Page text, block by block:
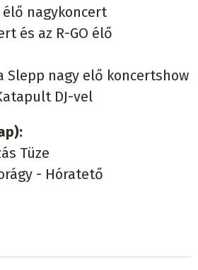
élő nagykoncert
és az R-GO élő
Slepp nagy elő koncertshow
DJ-vel
Tüze
- Hóratető